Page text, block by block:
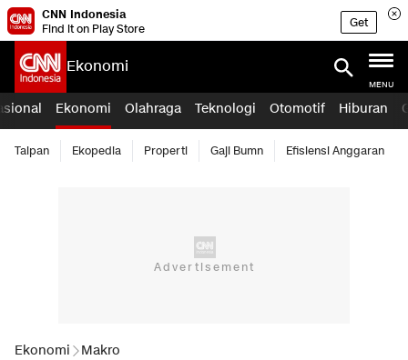
CNN Indonesia
Find it on Play Store
Get
Ekonomi
MENU
Ekonomi Olahraga Teknologi Otomotif Hiburan
Taipan Ekopedia Properti Gaji Bumn Efisiensi Anggaran
Ekonomi Makro